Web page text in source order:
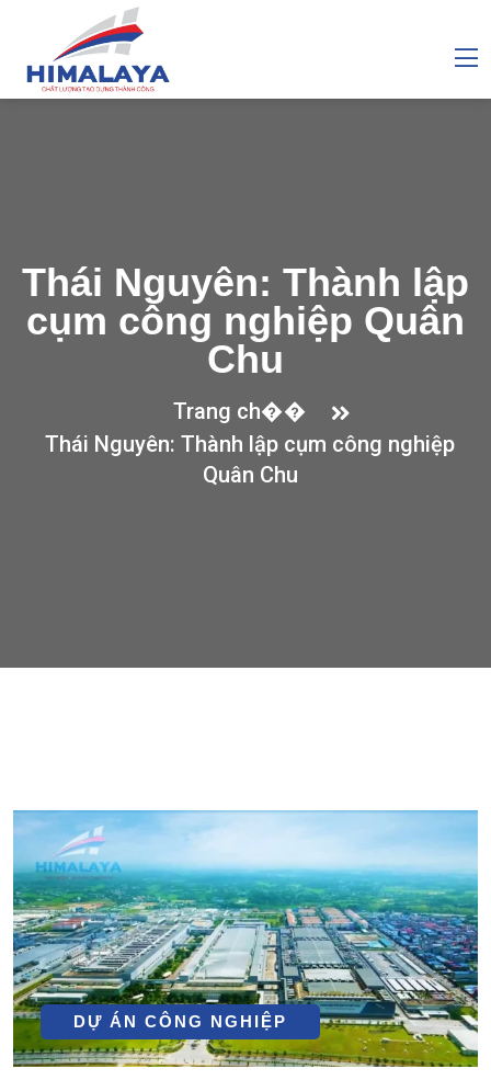
Thái Nguyên: Thành lập
cụm công nghiệp Quân
Chu
Trang ch��
Thái Nguyên: Thành lập cụm công nghiệp
Quân Chu
DỰ ÁN CÔNG NGHIỆP